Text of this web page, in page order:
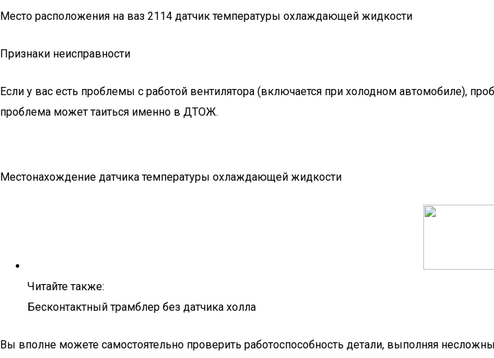
Место расположения на ваз 2114 датчик температуры охлаждающей жидкости
Признаки неисправности
Если у вас есть проблемы с работой вентилятора (включается при холодном автомобиле),
проблема может таиться именно в ДТОЖ.
Местонахождение датчика температуры охлаждающей жидкости
Читайте также:
Бесконтактный трамблер без датчика холла
Вы вполне можете самостоятельно проверить работоспособность детали, выполняя